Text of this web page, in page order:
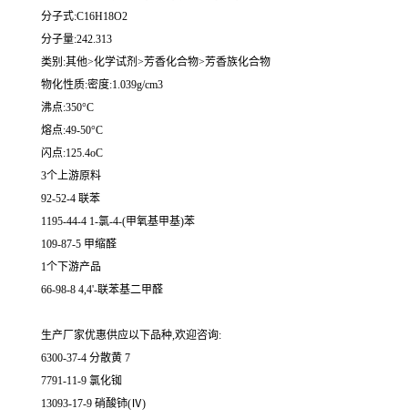
分子式:C16H18O2
分子量:242.313
类别:其他>化学试剂>芳香化合物>芳香族化合物
物化性质:密度:1.039g/cm3
沸点:350°C
熔点:49-50°C
闪点:125.4oC
3个上游原料
92-52-4 联苯
1195-44-4 1-氯-4-(甲氧基甲基)苯
109-87-5 甲缩醛
1个下游产品
66-98-8 4,4'-联苯基二甲醛
生产厂家优惠供应以下品种,欢迎咨询:
6300-37-4 分散黄 7
7791-11-9 氯化铷
13093-17-9 硝酸铈(Ⅳ)